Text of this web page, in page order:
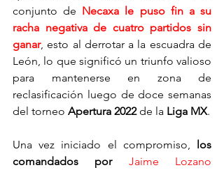
conjunto de Necaxa le puso fin a su
racha negativa de cuatro partidos sin
ganar, esto al derrotar a la escuadra de
León, lo que significó un triunfo valioso
para mantenerse en zona de
reclasificación luego de doce semanas
del torneo Apertura 2022 de la Liga MX.
Una vez iniciado el compromiso, los
comandados por Jaime Lozano